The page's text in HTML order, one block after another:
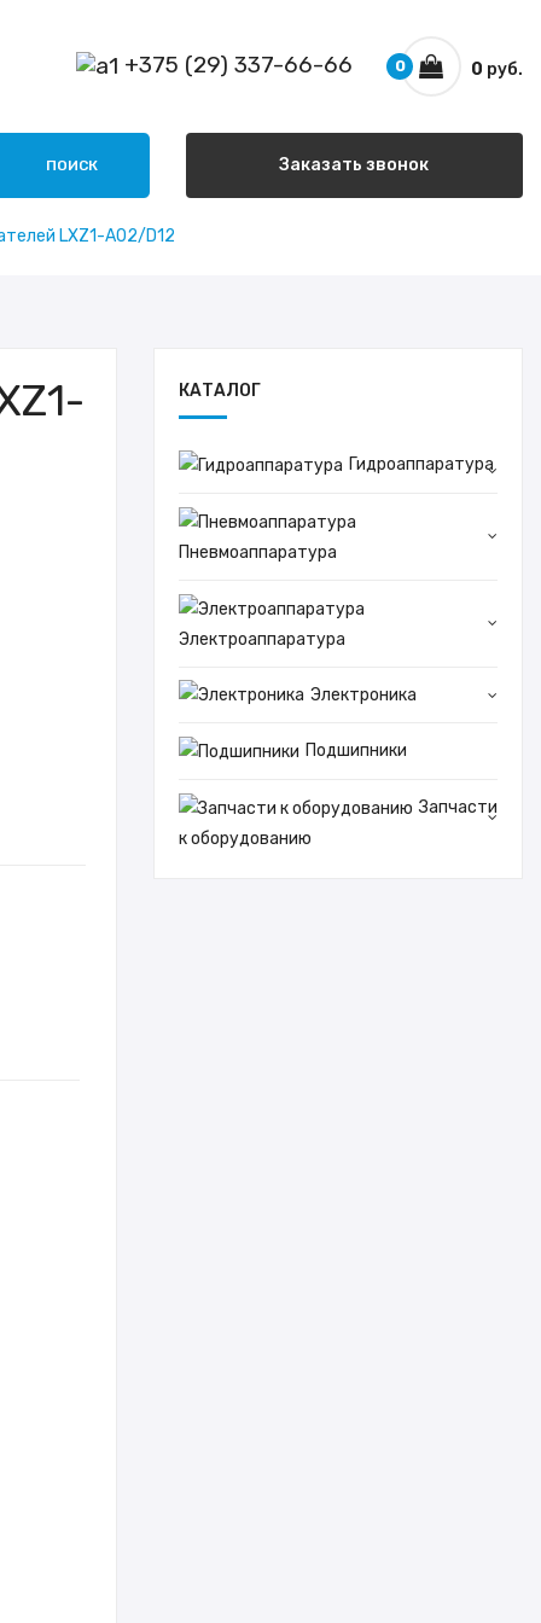
+375 (29) 337-66-66 0 руб.
0
ПОИСК Заказать звонок
LXZ1-A02/D12
КАТАЛОГ
Гидроаппаратура
Пневмоаппаратура
Электроаппаратура
Электроника
Подшипники
Запчасти
к оборудованию